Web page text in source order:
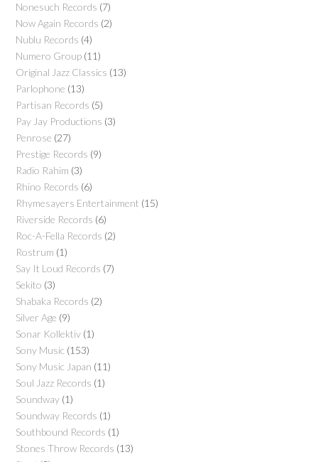
Nonesuch Records (7)
Now Again Records (2)
Nublu Records (4)
Numero Group (11)
Original Jazz Classics (13)
Parlophone (13)
Partisan Records (5)
Pay Jay Productions (3)
Penrose (27)
Prestige Records (9)
Radio Rahim (3)
Rhino Records (6)
Rhymesayers Entertainment (15)
Riverside Records (6)
Roc-A-Fella Records (2)
Rostrum (1)
Say It Loud Records (7)
Sekito (3)
Shabaka Records (2)
Silver Age (9)
Sonar Kollektiv (1)
Sony Music (153)
Sony Music Japan (11)
Soul Jazz Records (1)
Soundway (1)
Soundway Records (1)
Southbound Records (1)
Stones Throw Records (13)